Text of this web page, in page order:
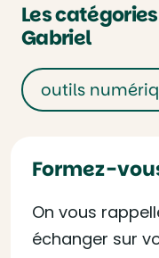
Les
Gabriel
outils
Formez-
On vous
échanger sur